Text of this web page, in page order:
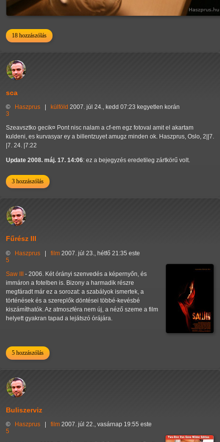
18 hozzászólás
sca
© Haszprus külföld 2007. júl 24., kedd 07:23 kegyetlen korán
3
Szeavsztko gecik¤ Pont nisc nalam a cf-em egz fotoval amit el akartam
kuldeni, es kurvasyar ey a billentzuyet amugz minden ok. Haszprus, Oslo, 2||7.
|7. 24. |7:22
Update 2008. máj. 17. 14:06: ez a bejegyzés eredetileg zártkörű volt.
3 hozzászólás
Fűrész III
© Haszprus | film 2007. júl 23., hétfő 21:35 este
5
Saw III - 2006. Két órányi szenvedés a képernyőn, és
immáron a fotelben is. Bizony a harmadik részre
megfáradt már ez a sorozat: a szabályok ismertek, a
történések és a szereplők döntései többé-kevésbé
kiszámíthatók. Az atmoszféra nem új, a néző szeme a film
helyett gyakran tapad a lejátszó órájára.
5 hozzászólás
Buliszerviz
© Haszprus | film 2007. júl 22., vasárnap 19:55 este
5